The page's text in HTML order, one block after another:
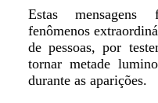
Estas mensagens
fenômenos
de pessoas, por
tornar metade
durante as aparições.